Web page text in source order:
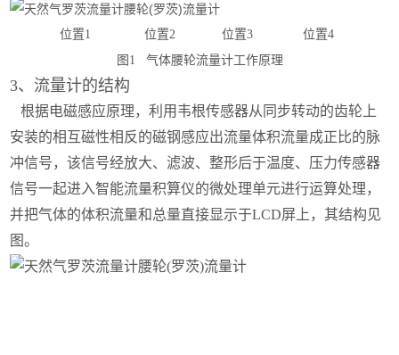
位置1 位置2 位置3 位置4
图1 气体腰轮流量计工作原理
3、流量计的结构
根据电磁感应原理，利用韦根传感器从同步转动的齿轮上
安装的相互磁性相反的磁钢感应出流量体积流量成正比的脉
冲信号，该信号经放大、滤波、整形后于温度、压力传感器
信号一起进入智能流量积算仪的微处理单元进行运算处理，
并把气体的体积流量和总量直接显示于LCD屏上，其结构见
图。